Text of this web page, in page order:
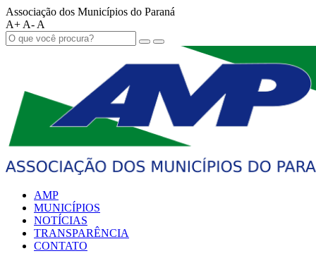
Associação dos Municípios do Paraná
A+ A- A
AMP
MUNICÍPIOS
NOTÍCIAS
TRANSPARÊNCIA
CONTATO